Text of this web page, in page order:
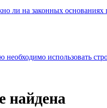
ли на законных основаниях
использовать
найдена